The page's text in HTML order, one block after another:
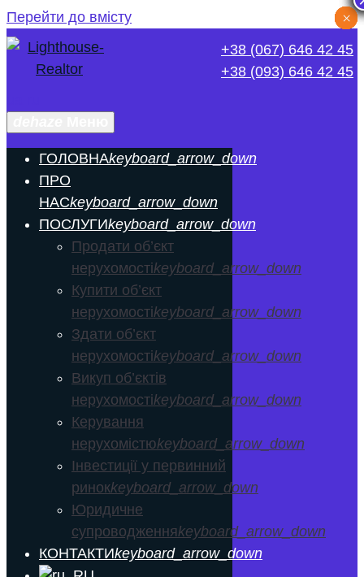
Перейти до вмісту
+38 (067) 646 42 45
+38 (093) 646 42 45
ГОЛОВНАkeyboard_arrow_down
ПРО
НАСkeyboard_arrow_down
ПОСЛУГИkeyboard_arrow_down
Продати об’єкт
нерухомостіkeyboard_arrow_down
Купити об’єкт
нерухомостіkeyboard_arrow_down
Здати об’єкт
нерухомостіkeyboard_arrow_down
Викуп об’єктів
нерухомостіkeyboard_arrow_down
Керування
нерухомістюkeyboard_arrow_down
Інвестиції у первинний
ринокkeyboard_arrow_down
Юридичне
супроводженняkeyboard_arrow_down
КОНТАКТИkeyboard_arrow_down
×
×
×
×
×
×
×
×